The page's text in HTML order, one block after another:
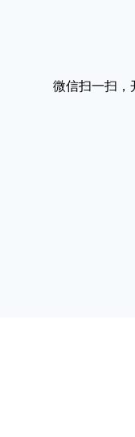
微信扫一扫，